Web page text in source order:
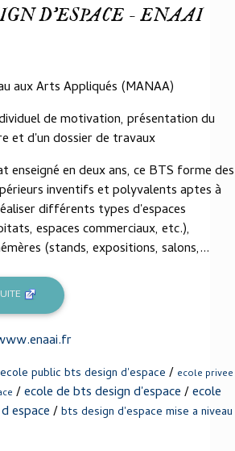
D'ESPACE - ENAAI
aux Arts Appliqués (MANAA)
de motivation, présentation du
et d'un dossier de travaux
enseigné en deux ans, ce BTS forme des
inventifs et polyvalents aptes à
différents types d'espaces
espaces commerciaux, etc.),
(stands, expositions, salons,...
ecole public bts design d'espace / ecole privee
/ecole de bts design d'espace/ecole
espace/bts design d'espace mise a niveau